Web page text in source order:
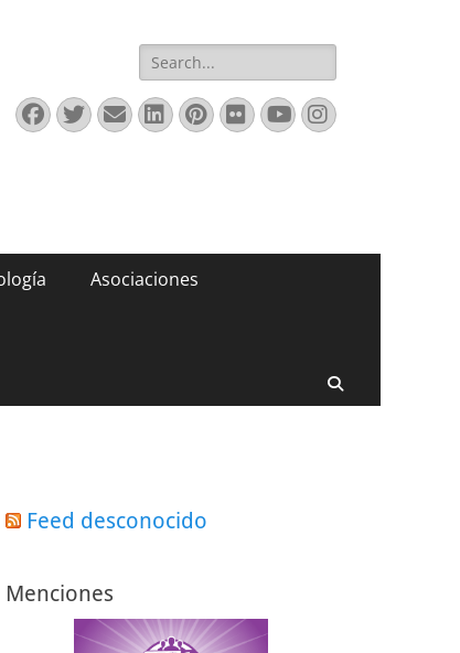
Buscar:
Facebook
Twitter
Correo
electrónico
LinkedIn
Pinterest
FlickrYouTube
Instagram
Asociaciones
Feed desconocido
Menciones